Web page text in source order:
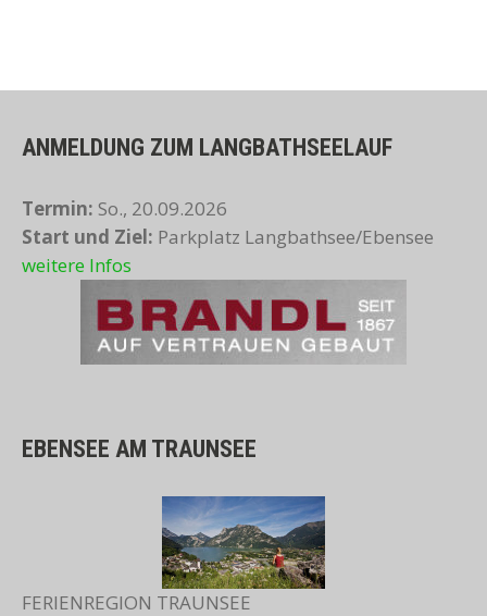
ANMELDUNG ZUM LANGBATHSEELAUF
Termin: So., 20.09.2026
Start und Ziel: Parkplatz Langbathsee/Ebensee
weitere Infos
EBENSEE AM TRAUNSEE
FERIENREGION TRAUNSEE